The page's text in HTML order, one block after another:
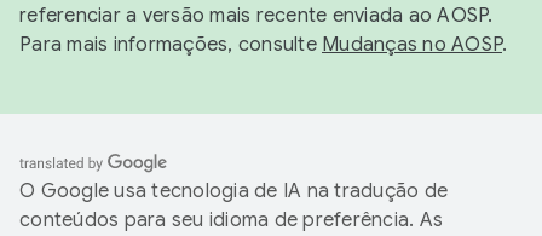
referenciar a versão mais recente enviada ao AOSP.
Para mais informações, consulte Mudanças no AOSP.
O Google usa tecnologia de IA na tradução de
conteúdos para seu idioma de preferência. As